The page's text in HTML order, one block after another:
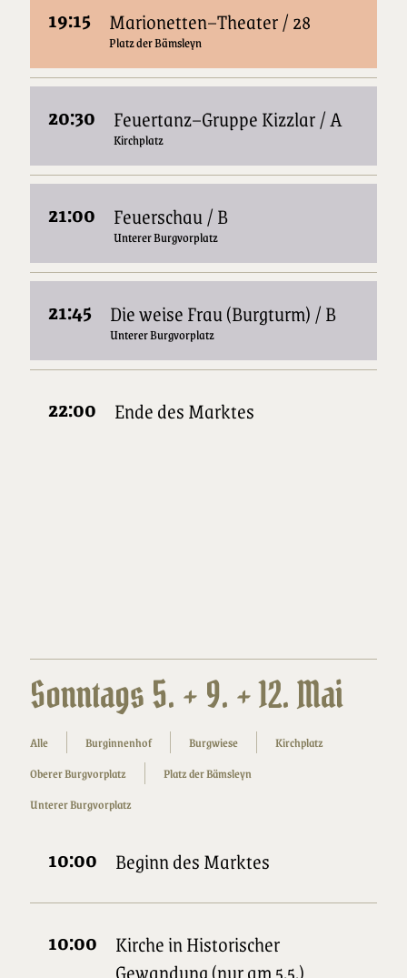
19:15 Marionetten–Theater / 28
Platz der Bämsleyn
20:30 Feuertanz–Gruppe Kizzlar / A
Kirchplatz
21:00 Feuerschau / B
Unterer Burgvorplatz
21:45 Die weise Frau (Burgturm) / B
Unterer Burgvorplatz
22:00 Ende des Marktes
Sonntags 5. + 9. + 12. Mai
Alle Burginnenhof Burgwiese
Kirchplatz
Oberer Burgvorplatz
Platz der Bämsleyn
Unterer Burgvorplatz
10:00 Beginn des Marktes
10:00
Kirche in Historischer